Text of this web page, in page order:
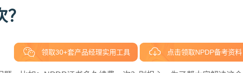
领取30+套产品经理实用工具 点击领取NPDP备考资料